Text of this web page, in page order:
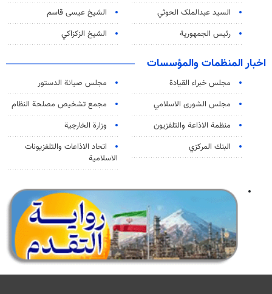
السید عبدالملک الحوثي
الشيخ عيسى قاسم
رئيس الجمهورية
الشيخ الزكزاكي
اخبار المنظمات والمؤسسات
مجلس خبراء القيادة
مجلس صيانة الدستور
مجلس الشورى الاسلامي
مجمع تشخيص مصلحة النظام
منظمة الاذاعة والتلفزیون
وزارة الخارجية
البنك المركزي
اتحاد الاذاعات والتلفزيونات
الاسلامية